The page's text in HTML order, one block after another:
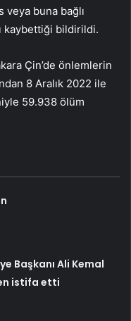
veya buna bağlı
kaybettiği bildirildi.
Çin’de önlemlerin
8 Aralık 2022 ile
59.938 ölüm
Başkanı Ali Kemal
istifa etti